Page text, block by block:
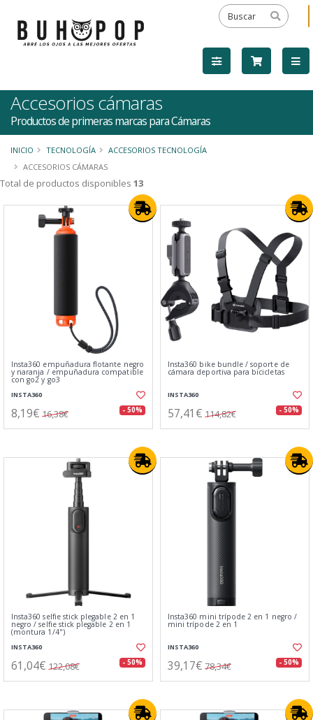
Accesorios cámaras
Productos de primeras marcas para Cámaras
INICIO TECNOLOGÍA
ACCESORIOS TECNOLOGÍA
ACCESORIOS CÁMARAS
Total de productos disponibles 13
Insta360 empuñadura flotante negro
y naranja / empuñadura compatible
con go2 y go3
INSTA360
8,19€ 16,38€ - 50%
Insta360 bike bundle / soporte de
cámara deportiva para bicicletas
INSTA360
57,41€ 114,82€ - 50%
Insta360 selfie stick plegable 2 en 1
negro / selfie stick plegable 2 en 1
(montura 1/4")
INSTA360
61,04€ 122,08€ - 50%
Insta360 mini trípode 2 en 1 negro /
mini trípode 2 en 1
INSTA360
39,17€ 78,34€ - 50%